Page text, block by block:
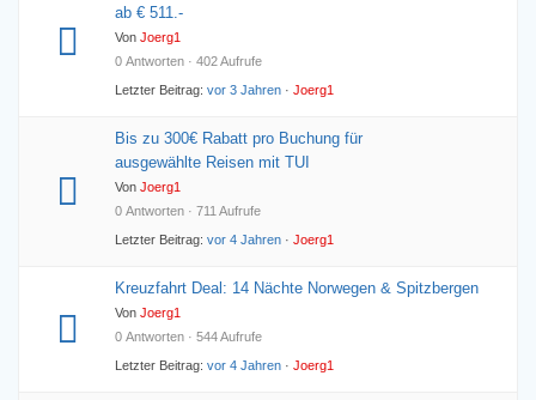
ab € 511.-
Von Joerg1
0 Antworten · 402 Aufrufe
Letzter Beitrag: vor 3 Jahren · Joerg1
Bis zu 300€ Rabatt pro Buchung für
ausgewählte Reisen mit TUI
Von Joerg1
0 Antworten · 711 Aufrufe
Letzter Beitrag: vor 4 Jahren · Joerg1
Kreuzfahrt Deal: 14 Nächte Norwegen & Spitzbergen
Von Joerg1
0 Antworten · 544 Aufrufe
Letzter Beitrag: vor 4 Jahren · Joerg1